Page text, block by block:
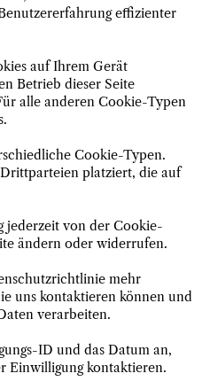
effizienter
auf Ihrem Gerät
Betrieb dieser Seite
alle anderen Cookie-Typen
Cookie-Typen.
platziert, die auf
jederzeit von der Cookie-
ändern oder widerrufen.
mehr
uns kontaktieren können und
verarbeiten.
ID und das Datum an,
Einwilligung kontaktieren.